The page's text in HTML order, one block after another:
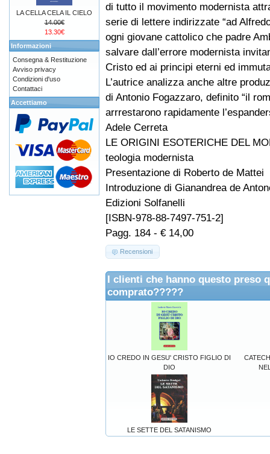
di tutto il movimento modernista
serie di lettere indirizzate “ad
ogni giovane cattolico che padre
salvare dall’errore modernista
Cristo ed ai principi eterni ed
L’autrice analizza anche altre
di Antonio Fogazzaro, definito “il
arrrestarono rapidamente
Adele Cerreta
LE ORIGINI ESOTERICHE DEL
teologia modernista
Presentazione di Roberto de Mattei
Introduzione di Gianandrea de
Edizioni Solfanelli
[ISBN-978-88-7497-751-2]
Pagg. 184 - € 14,00
Recensioni
I clienti che hanno questo preso
comprato?????
IO CREDO IN GESU' CRISTO FIGLIO DI
DIO
LE SETTE DEL SATANISMO
LA CELLA CELA IL CIELO
14.00€
13.30€
Informazioni
Consegna & Restituzione
Avviso privacy
Condizioni d'uso
Contattaci
Accettiamo